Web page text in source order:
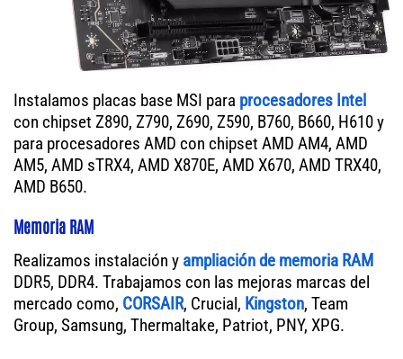
Instalamos placas base MSI para procesadores Intel
con chipset Z890, Z790, Z690, Z590, B760, B660, H610 y
para procesadores AMD con chipset AMD AM4, AMD
AM5, AMD sTRX4, AMD X870E, AMD X670, AMD TRX40,
AMD B650.
Memoria RAM
Realizamos instalación y ampliación de memoria RAM
DDR5, DDR4. Trabajamos con las mejoras marcas del
mercado como, CORSAIR, Crucial, Kingston, Team
Group, Samsung, Thermaltake, Patriot, PNY, XPG.